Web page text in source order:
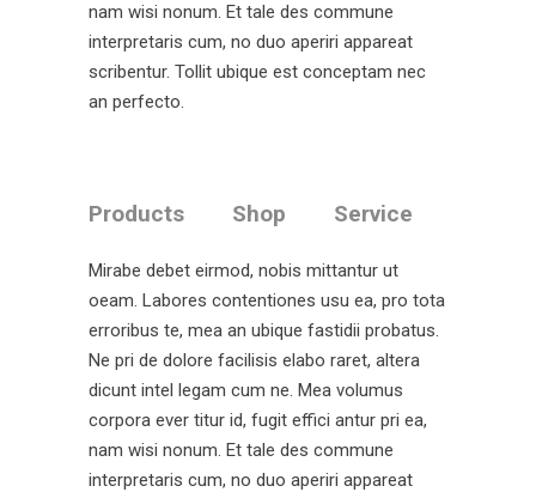
nam wisi nonum. Et tale des commune
interpretaris cum, no duo aperiri appareat
scribentur. Tollit ubique est conceptam nec
an perfecto.
Products Shop Service
Mirabe debet eirmod, nobis mittantur ut
oeam. Labores contentiones usu ea, pro tota
erroribus te, mea an ubique fastidii probatus.
Ne pri de dolore facilisis elabo raret, altera
dicunt intel legam cum ne. Mea volumus
corpora ever titur id, fugit effici antur pri ea,
nam wisi nonum. Et tale des commune
interpretaris cum, no duo aperiri appareat